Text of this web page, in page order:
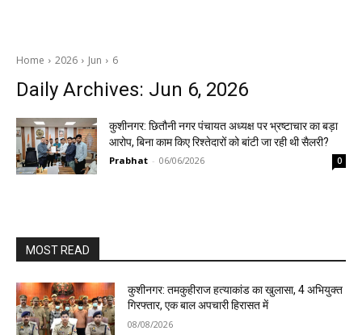
Home 2026 Jun 6
Daily Archives: Jun 6, 2026
कुशीनगर: छितौनी नगर पंचायत अध्यक्ष पर भ्रष्टाचार का बड़ा
आरोप, बिना काम किए रिश्तेदारों को बांटी जा रही थी सैलरी?
Prabhat - 06/06/2026 0
MOST READ
कुशीनगर: तमकुहीराज हत्याकांड का खुलासा, 4 अभियुक्त
गिरफ्तार, एक बाल अपचारी हिरासत में
08/08/2026